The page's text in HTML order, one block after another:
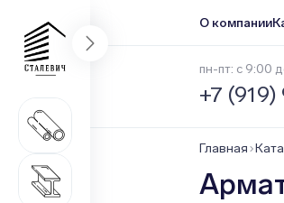
О компании
пн-пт: с 9:00
+7
Главная